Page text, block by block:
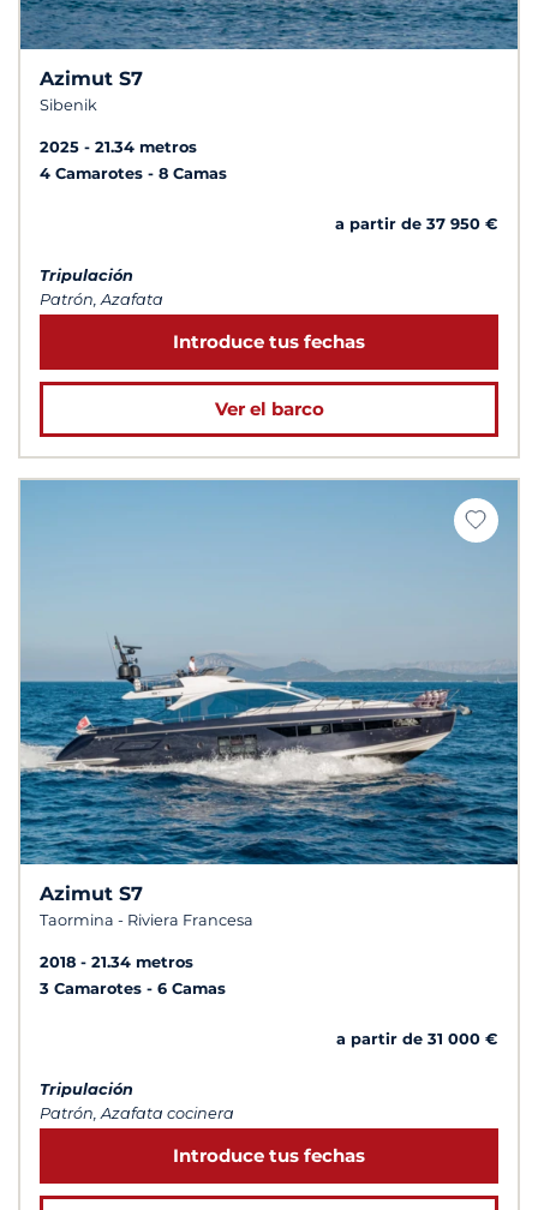
Azimut S7
Sibenik
2025
21.34 metros
4 Camarotes
8 Camas
a partir de 37 950 €
Tripulación
Patrón, Azafata
Introduce tus fechas
Ver el barco
Azimut S7
Taormina - Riviera Francesa
2018
21.34 metros
3 Camarotes
6 Camas
a partir de 31 000 €
Tripulación
Patrón, Azafata cocinera
Introduce tus fechas